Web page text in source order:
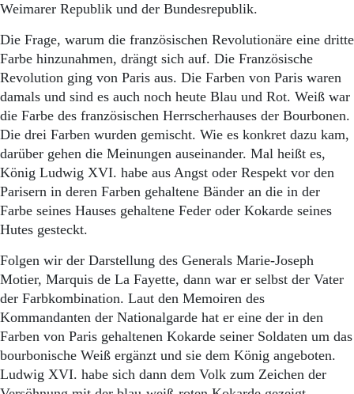
Weimarer Republik und der Bundesrepublik.
Die Frage, warum die französischen Revolutionäre eine dritte
Farbe hinzunahmen, drängt sich auf. Die Französische
Revolution ging von Paris aus. Die Farben von Paris waren
damals und sind es auch noch heute Blau und Rot. Weiß war
die Farbe des französischen Herrscherhauses der Bourbonen.
Die drei Farben wurden gemischt. Wie es konkret dazu kam,
darüber gehen die Meinungen auseinander. Mal heißt es,
König Ludwig XVI. habe aus Angst oder Respekt vor den
Parisern in deren Farben gehaltene Bänder an die in der
Farbe seines Hauses gehaltene Feder oder Kokarde seines
Hutes gesteckt.
Folgen wir der Darstellung des Generals Marie-Joseph
Motier, Marquis de La Fayette, dann war er selbst der Vater
der Farbkombination. Laut den Memoiren des
Kommandanten der Nationalgarde hat er eine der in den
Farben von Paris gehaltenen Kokarde seiner Soldaten um das
bourbonische Weiß ergänzt und sie dem König angeboten.
Ludwig XVI. habe sich dann dem Volk zum Zeichen der